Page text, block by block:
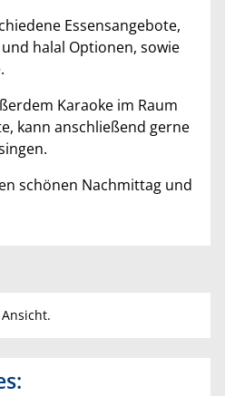
Essensangebote,
halal Optionen, sowie
Karaoke im Raum
kann anschließend gerne
schönen Nachmittag und